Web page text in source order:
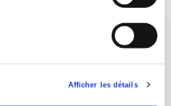
Afficher les détails